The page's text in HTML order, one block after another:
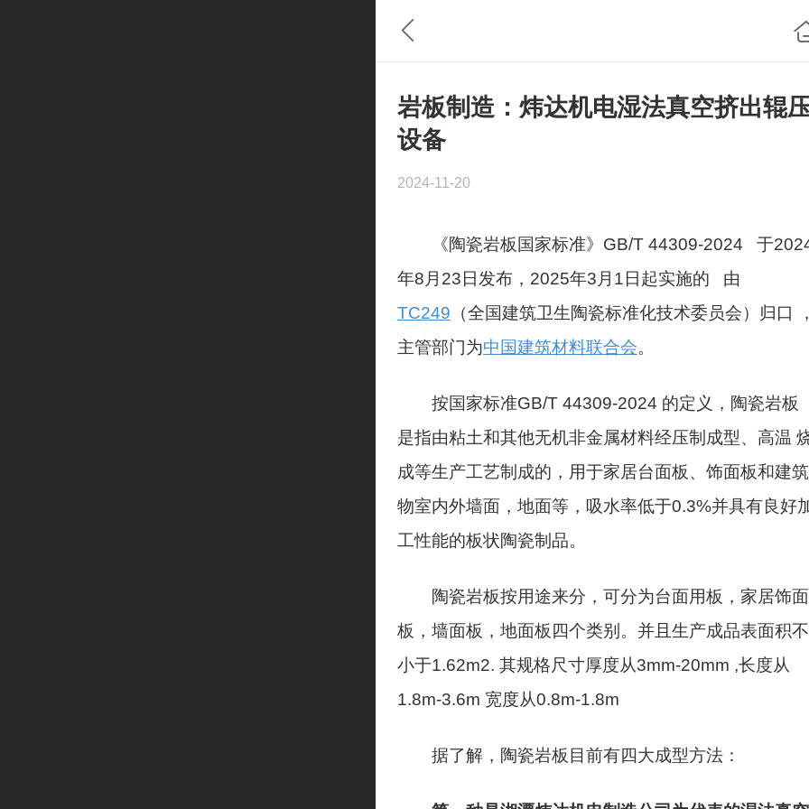
岩板制造：炜达机电湿法真空挤出辊
设备
2024-11-20
《陶瓷岩板国家标准》GB/T 44309-2024 于
年8月23日发布，2025年3月1日起实施的 由
TC249 （全国建筑卫生陶瓷标准化技术委员会）归口 ，
主管部门为中国建筑材料联合会。
按国家标准GB/T 44309-2024 的定义，陶瓷岩板
是指由粘土和其他无机非金属材料经压制成型、高温
成等生产工艺制成的，用于家居台面板、饰面板和建筑
物室内外墙面，地面等，吸水率低于0.3%并具有良好
工性能的板状陶瓷制品。
陶瓷岩板按用途来分，可分为台面用板，家居饰面
板，墙面板，地面板四个类别。并且生产成品表面积不
小于1.62m2. 其规格尺寸厚度从3mm-20mm ,长度从
1.8m-3.6m 宽度从0.8m-1.8m
据了解，陶瓷岩板目前有四大成型方法：